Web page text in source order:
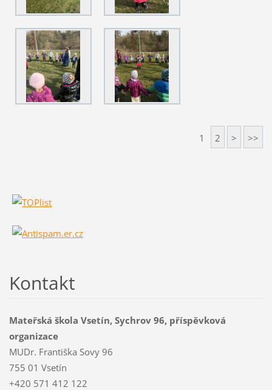
1 2 > >>
Kontakt
Mateřská škola Vsetín, Sychrov 96, příspěvková
organizace
MUDr. Františka Sovy 96
755 01 Vsetín
+420 571 412 122